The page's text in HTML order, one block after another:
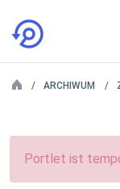
ARCHIWUM
Portlet ist